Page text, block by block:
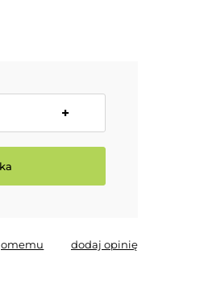
+
dodaj opinię